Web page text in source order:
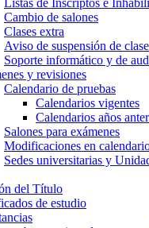
Cambio de salones
Clases extra
Aviso de suspensión de clase
Soporte informático y de
y revisiones
Calendario de pruebas
Calendarios vigentes
Calendarios años
Salones para exámenes
Modificaciones en
Sedes universitarias y
del Título
de estudio